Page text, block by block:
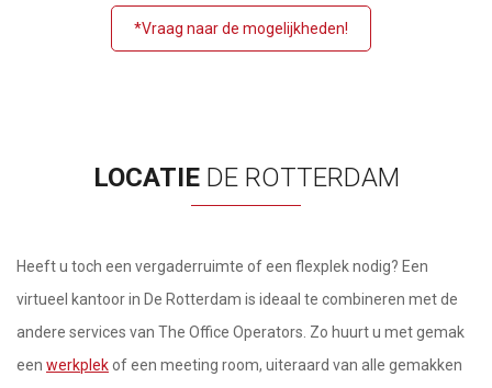
*Vraag naar de mogelijkheden!
LOCATIEDE ROTTERDAM
Heeft u toch een vergaderruimte of een flexplek nodig? Een
virtueel kantoor in De Rotterdam is ideaal te combineren met de
andere services van The Office Operators. Zo huurt u met gemak
een werkplekof een meeting room, uiteraard van alle gemakken